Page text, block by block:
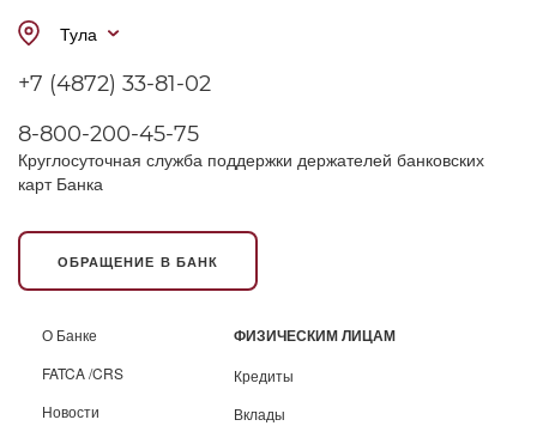
Тула
+7 (4872) 33-81-02
8-800-200-45-75
Круглосуточная служба поддержки держателей банковских
карт Банка
ОБРАЩЕНИЕ В БАНК
О Банке
FATCA /CRS
Новости
ФИЗИЧЕСКИМ ЛИЦАМ
Кредиты
Вклады